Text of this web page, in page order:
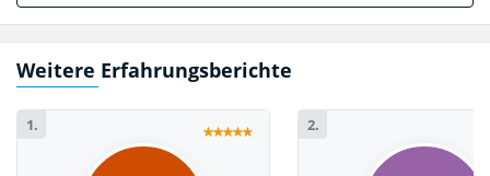
Weitere Erfahrungsberichte
1. 2.